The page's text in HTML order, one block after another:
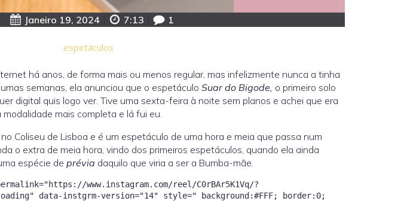
Janeiro 19, 2024 7:13 1
espetáculos
há anos, de forma mais ou menos regular, mas infelizmente nunca a tinha
semanas, ela anunciou que o espetáculo Suar do Bigode, o primeiro solo
digital quis logo ver. Tive uma sexta-feira à noite sem planos e achei que era
mais completa e lá fui eu.
Coliseu de Lisboa e é um espetáculo de uma hora e meia que passa num
o extra de meia hora, vindo dos primeiros espetáculos, quando ela ainda
espécie de prévia daquilo que viria a ser a Bumba-mãe.
www.instagram.com/reel/C0rBAr5K1Vq/?
data-instgrm-version="14" style=" background:#FFF; border:0;